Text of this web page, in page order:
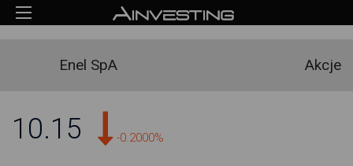
Enel SpA Akcje
10.15 -0.2000%